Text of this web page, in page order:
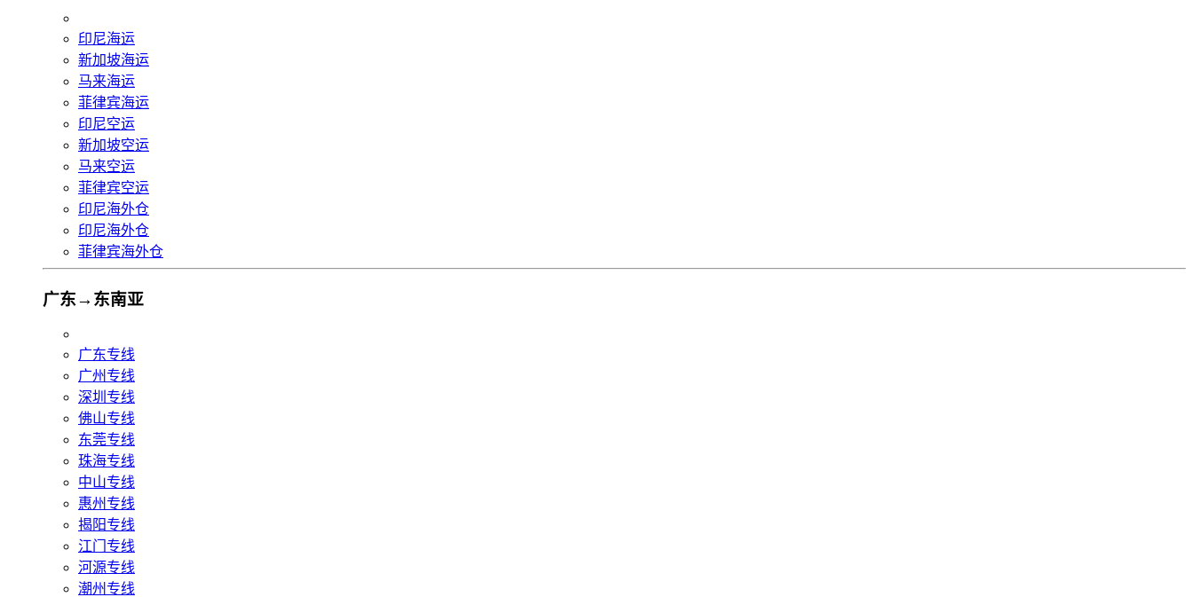
印尼海运
新加坡海运
马来海运
菲律宾海运
印尼空运
新加坡空运
马来空运
菲律宾空运
印尼海外仓
印尼海外仓
菲律宾海外仓
广东→东南亚
广东专线
广州专线
深圳专线
佛山专线
东莞专线
珠海专线
中山专线
惠州专线
揭阳专线
江门专线
河源专线
潮州专线